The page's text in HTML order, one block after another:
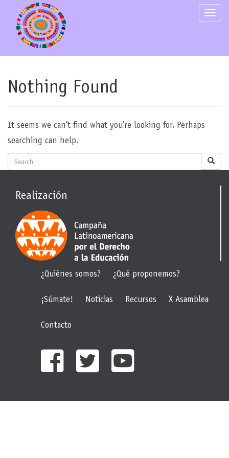
Skip
to
content
Nothing Found
It seems we can’t find what you’re looking for. Perhaps
searching can help.
Realización
¿Quiénes somos? ¿Qué proponemos?
¡Súmate! Noticias Recursos X Asamblea
Contacto